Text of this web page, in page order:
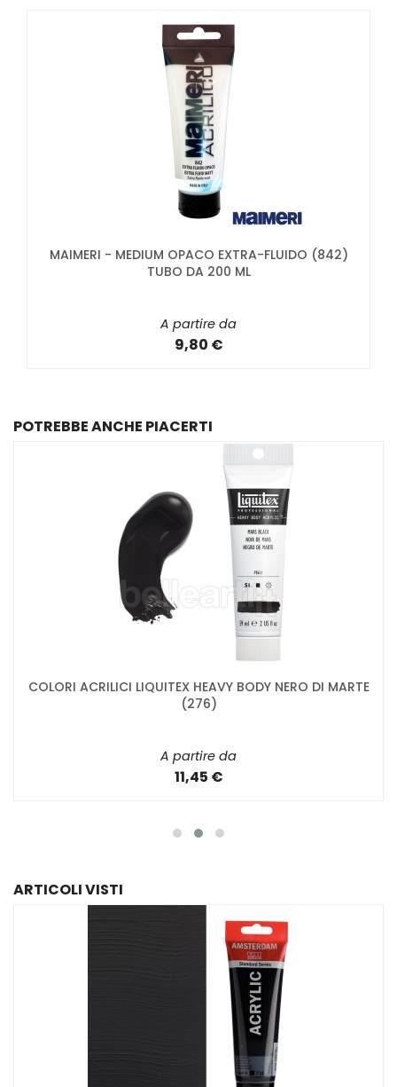
MAIMERI - MEDIUM OPACO EXTRA-FLUIDO (842)
TUBO DA 200 ML
A partire da
9,80 €
POTREBBE ANCHE PIACERTI
COLORI ACRILICI LIQUITEX HEAVY BODY NERO DI MARTE
(276)
A partire da
11,45 €
ARTICOLI VISTI